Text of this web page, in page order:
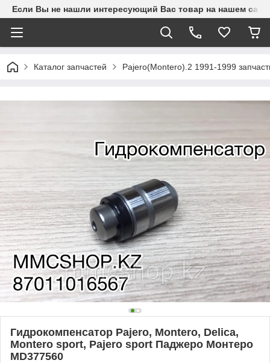
Если Вы не нашли интересующий Вас товар на нашем
Каталог запчастей Pajero(Montero).2 1991-1999
Гидрокомпенсатор Pajero, Montero, Delica,
Montero sport, Pajero sport Паджеро Монтеро
MD377560